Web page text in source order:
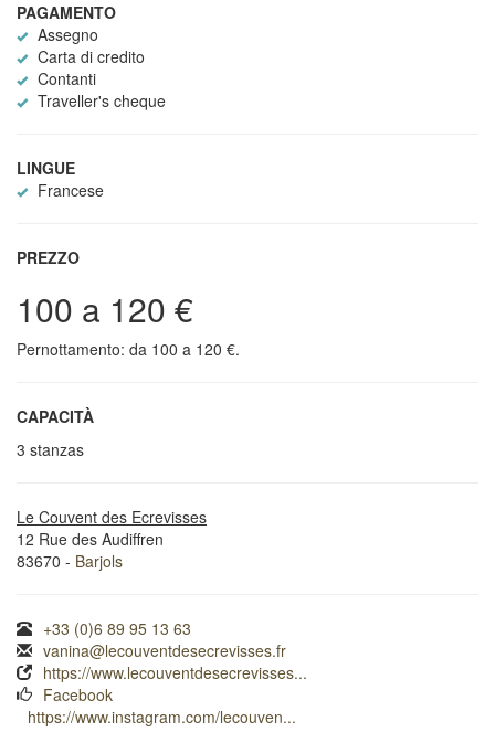
PAGAMENTO
Assegno
Carta di credito
Contanti
Traveller's cheque
LINGUE
Francese
PREZZO
100 a 120 €
Pernottamento: da 100 a 120 €.
CAPACITÀ
3 stanzas
Le Couvent des Ecrevisses
12 Rue des Audiffren
83670 - Barjols
+33 (0)6 89 95 13 63
vanina@lecouventdesecrevisses.fr
https://www.lecouventdesecrevisses...
Facebook
https://www.instagram.com/lecouven...